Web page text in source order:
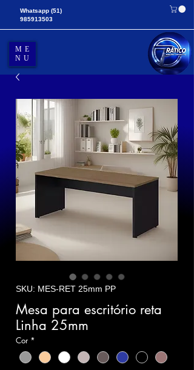
ME
NU
Whatsapp (51)
985913503
SKU: MES-RET 25mm PP
Mesa para escritório reta
Linha 25mm
Cor *